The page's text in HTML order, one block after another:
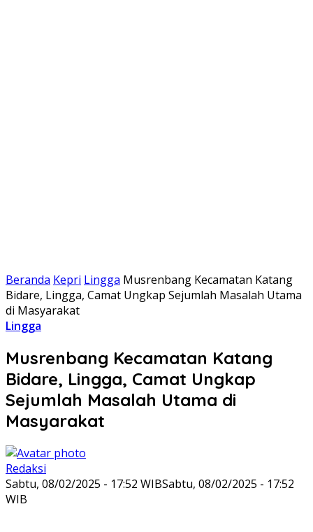
Beranda Kepri Lingga Musrenbang Kecamatan Katang
Bidare, Lingga, Camat Ungkap Sejumlah Masalah Utama
di Masyarakat
Lingga
Musrenbang Kecamatan Katang
Bidare, Lingga, Camat Ungkap
Sejumlah Masalah Utama di
Masyarakat
Redaksi
Sabtu, 08/02/2025 - 17:52 WIBSabtu, 08/02/2025 - 17:52
WIB